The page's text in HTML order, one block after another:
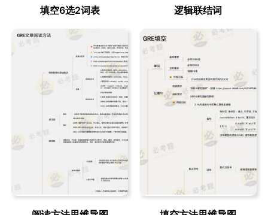
填空6选2词表 逻辑联结词